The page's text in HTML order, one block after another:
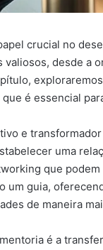
crucial no
desde a
é essencial
e
uma
que
um guia,
de maneira
é a